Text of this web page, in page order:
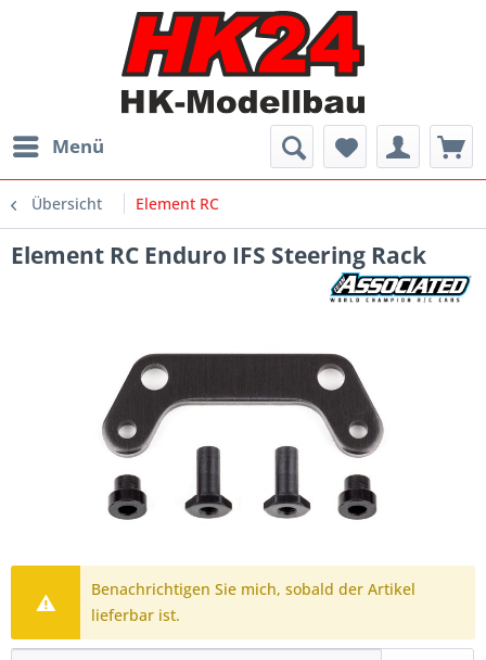
Menü
Übersicht Element RC
Element RC Enduro IFS Steering Rack
Benachrichtigen Sie mich, sobald der Artikel
lieferbar ist.